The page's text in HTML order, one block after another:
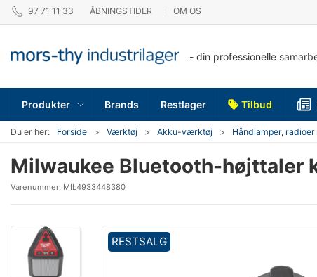
97 71 11 33 ÅBNINGSTIDER OM OS
- din professionelle
Produkter Brands Restlager Tilbud
Du er her: Forside Værktøj Akku-værktøj Håndlamper,
Milwaukee Bluetooth-højttaler
Varenummer: MIL4933448380
RESTSALG